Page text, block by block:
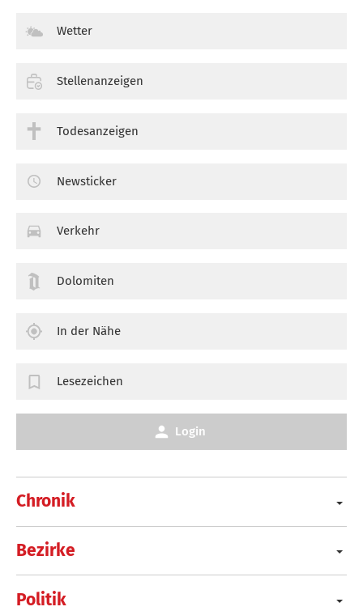
Chronik
Bezirke
Politik
Wetter
Stellenanzeigen
Todesanzeigen
Newsticker
Verkehr
Dolomiten
In der Nähe
Lesezeichen
Login